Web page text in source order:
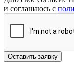
и соглашаюсь с